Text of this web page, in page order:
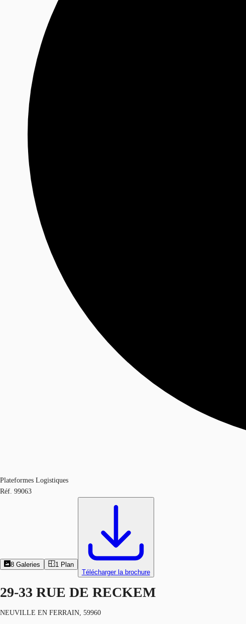
Plateformes Logistiques
Réf. 99063
8 Galeries 1 Plan
Télécharger la brochure
29-33 RUE DE RECKEM
NEUVILLE EN FERRAIN, 59960